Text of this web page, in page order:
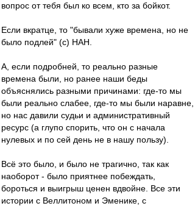
вопрос от тебя был ко всем, кто за бойкот.
Если вкратце, то "бывали хуже времена, но не
было подлей" (с) НАН.
А, если подробней, то реально разные
времена были, но ранее наши беды
объяснялись разными причинами: где-то мы
были реально слабее, где-то мы были наравне,
но нас давили судьи и административный
ресурс (а глупо спорить, что он с начала
нулевых и по сей день не в нашу пользу).
Всё это было, и было не трагично, так как
наоборот - было приятнее побеждать,
бороться и выигрыш ценен вдвойне. Все эти
истории с Веллитоном и Эменике, с